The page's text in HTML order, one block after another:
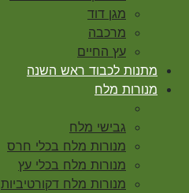
מגן דוד
מרכבה
עץ החיים
מתנות לכבוד ראש השנה
מנורות מלח
גבישי מלח
מנורות מלח בכלי חרס
מנורות מלח בכלי עץ
מנורות מלח דקורטיביות